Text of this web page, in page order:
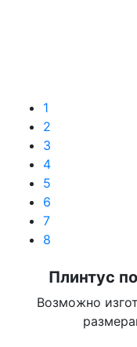
1
2
3
4
5
6
7
8
Плинтус
Возможно